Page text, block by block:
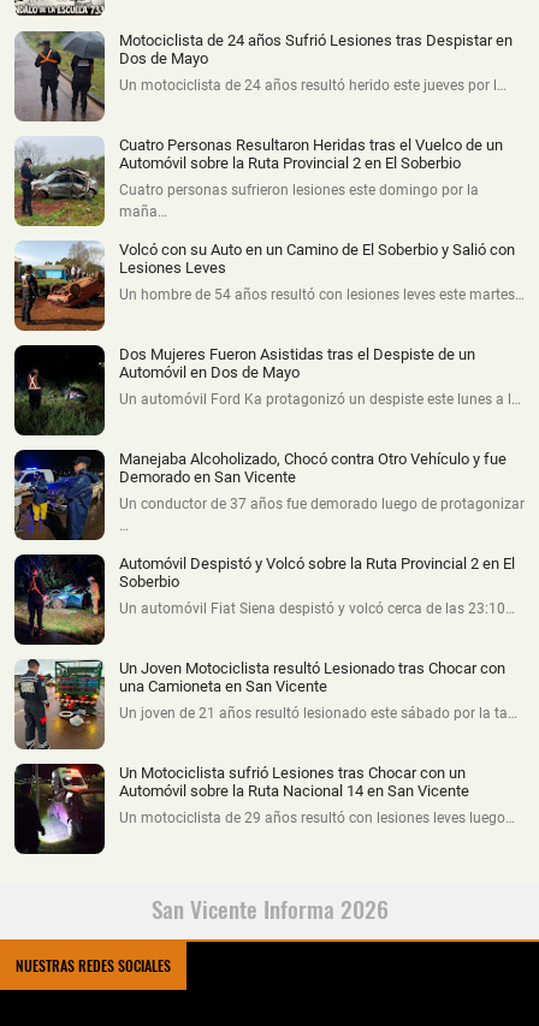
Motociclista de 24 años Sufrió Lesiones tras Despistar en
Dos de Mayo
Un motociclista de 24 años resultó herido este jueves por l…
Cuatro Personas Resultaron Heridas tras el Vuelco de un
Automóvil sobre la Ruta Provincial 2 en El Soberbio
Cuatro personas sufrieron lesiones este domingo por la
maña…
Volcó con su Auto en un Camino de El Soberbio y Salió con
Lesiones Leves
Un hombre de 54 años resultó con lesiones leves este martes…
Dos Mujeres Fueron Asistidas tras el Despiste de un
Automóvil en Dos de Mayo
Un automóvil Ford Ka protagonizó un despiste este lunes a l…
Manejaba Alcoholizado, Chocó contra Otro Vehículo y fue
Demorado en San Vicente
Un conductor de 37 años fue demorado luego de protagonizar
…
Automóvil Despistó y Volcó sobre la Ruta Provincial 2 en El
Soberbio
Un automóvil Fiat Siena despistó y volcó cerca de las 23:10…
Un Joven Motociclista resultó Lesionado tras Chocar con
una Camioneta en San Vicente
Un joven de 21 años resultó lesionado este sábado por la ta…
Un Motociclista sufrió Lesiones tras Chocar con un
Automóvil sobre la Ruta Nacional 14 en San Vicente
Un motociclista de 29 años resultó con lesiones leves luego…
San Vicente Informa 2026
NUESTRAS REDES SOCIALES